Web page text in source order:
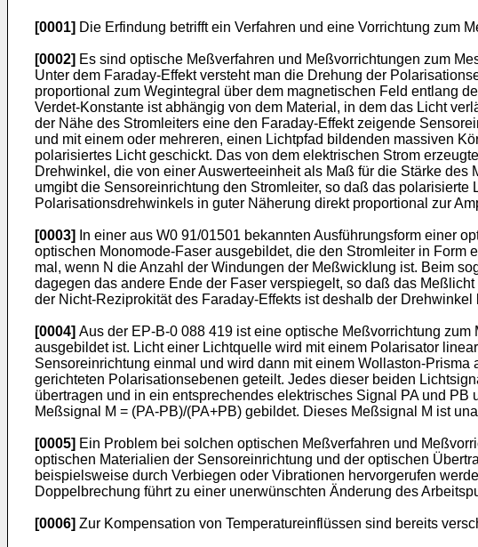
[0001] Die Erfindung betrifft ein Verfahren und eine Vorrichtung zum
[0002] Es sind optische Meßverfahren und Meßvorrichtungen zum
Unter dem Faraday-Effekt versteht man die Drehung der
proportional zum Wegintegral über dem magnetischen Feld entlang
Verdet-Konstante ist abhängig von dem Material, in dem das Licht
der Nähe des Stromleiters eine den Faraday-Effekt zeigende
und mit einem oder mehreren, einen Lichtpfad bildenden massiven
polarisiertes Licht geschickt. Das von dem elektrischen Strom
Drehwinkel, die von einer Auswerteeinheit als Maß für die Stärke
umgibt die Sensoreinrichtung den Stromleiter, so daß das
Polarisationsdrehwinkels in guter Näherung direkt proportional zur
[0003]
In einer aus W0 91/01501 bekannten Ausführungsform einer
optischen Monomode-Faser ausgebildet, die den Stromleiter in
mal, wenn N die Anzahl der Windungen der Meßwicklung ist. Beim
dagegen das andere Ende der Faser verspiegelt, so daß das
der Nicht-Reziprokität des Faraday-Effekts ist deshalb der
[0004] Aus der EP-B-0 088 419 ist eine optische Meßvorrichtung
ausgebildet ist. Licht einer Lichtquelle wird mit einem Polarisator
Sensoreinrichtung einmal und wird dann mit einem Wollaston-
gerichteten Polarisationsebenen geteilt. Jedes dieser beiden
übertragen und in ein entsprechendes elektrisches Signal PA und
Meßsignal M = (PA-PB)/(PA+PB) gebildet. Dieses Meßsignal M ist
[0005] Ein Problem bei solchen optischen Meßverfahren und
optischen Materialien der Sensoreinrichtung und der optischen
beispielsweise durch Verbiegen oder Vibrationen hervorgerufen
Doppelbrechung führt zu einer unerwünschten Änderung des
[0006] Zur Kompensation von Temperatureinflüssen sind bereits